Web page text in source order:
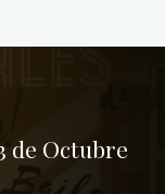
de Octubre